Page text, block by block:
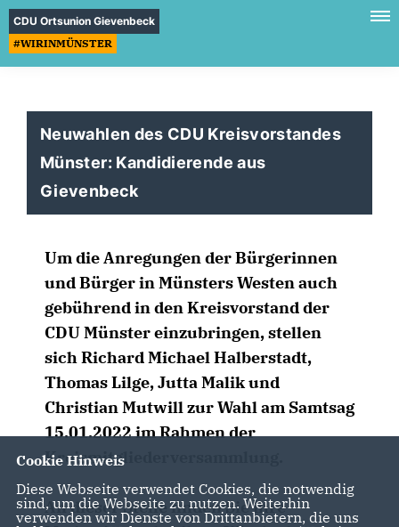
CDU Ortsunion Gievenbeck
#WIRINMÜNSTER
Neuwahlen des CDU Kreisvorstandes
Münster: Kandidierende aus
Gievenbeck
Um die Anregungen der Bürgerinnen
und Bürger in Münsters Westen auch
gebührend in den Kreisvorstand der
CDU Münster einzubringen, stellen
sich Richard Michael Halberstadt,
Thomas Lilge, Jutta Malik und
Christian Mutwill zur Wahl am Samtsag
15.01.2022 im Rahmen der
Kreismitgliederversammlung.
An dieser Stelle finden Sie ihre
Cookie Hinweis
Diese Webseite verwendet Cookies, die notwendig
sind, um die Webseite zu nutzen. Weiterhin
verwenden wir Dienste von Drittanbietern, die uns